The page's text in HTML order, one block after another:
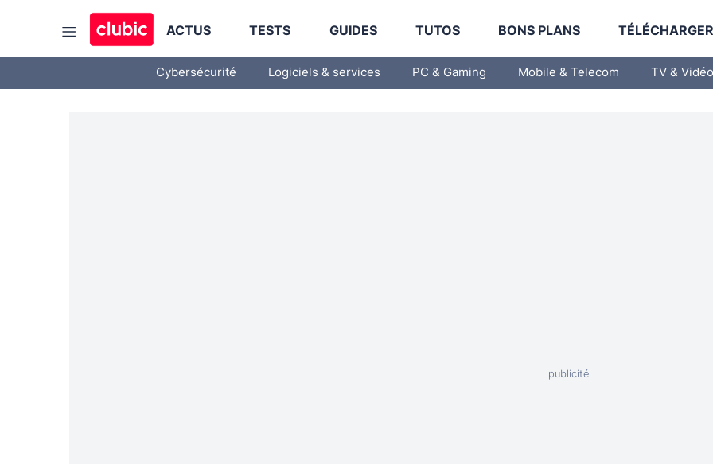
ACTUS TESTS GUIDES TUTOS BONS PLANS
Cybersécurité Logiciels & services PC & Gaming Mobile & Telecom TV & Vidéo